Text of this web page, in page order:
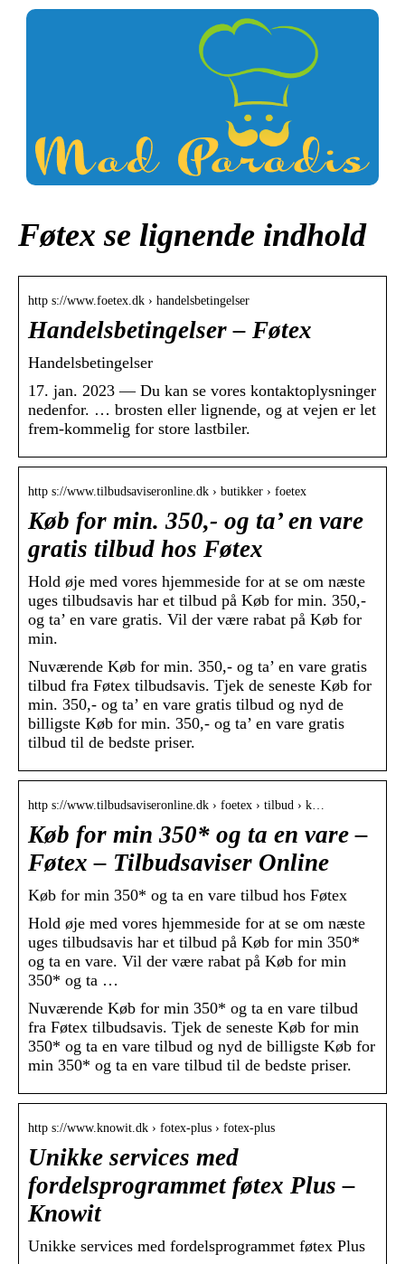
Føtex se lignende indhold
http s://www.foetex.dk › handelsbetingelser
Handelsbetingelser – Føtex
Handelsbetingelser
17. jan. 2023 — Du kan se vores kontaktoplysninger
nedenfor. … brosten eller lignende, og at vejen er let
frem-kommelig for store lastbiler.
http s://www.tilbudsaviseronline.dk › butikker › foetex
Køb for min. 350,- og ta’ en vare
gratis tilbud hos Føtex
Hold øje med vores hjemmeside for at se om næste
uges tilbudsavis har et tilbud på Køb for min. 350,-
og ta’ en vare gratis. Vil der være rabat på Køb for
min.
Nuværende Køb for min. 350,- og ta’ en vare gratis
tilbud fra Føtex tilbudsavis. Tjek de seneste Køb for
min. 350,- og ta’ en vare gratis tilbud og nyd de
billigste Køb for min. 350,- og ta’ en vare gratis
tilbud til de bedste priser.
http s://www.tilbudsaviseronline.dk › foetex › tilbud › k…
Køb for min 350* og ta en vare –
Føtex – Tilbudsaviser Online
Køb for min 350* og ta en vare tilbud hos Føtex
Hold øje med vores hjemmeside for at se om næste
uges tilbudsavis har et tilbud på Køb for min 350*
og ta en vare. Vil der være rabat på Køb for min
350* og ta …
Nuværende Køb for min 350* og ta en vare tilbud
fra Føtex tilbudsavis. Tjek de seneste Køb for min
350* og ta en vare tilbud og nyd de billigste Køb for
min 350* og ta en vare tilbud til de bedste priser.
http s://www.knowit.dk › fotex-plus › fotex-plus
Unikke services med
fordelsprogrammet føtex Plus –
Knowit
Unikke services med fordelsprogrammet føtex Plus